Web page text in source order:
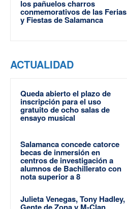
los pañuelos charros
conmemorativos de las Ferias
y Fiestas de Salamanca
ACTUALIDAD
Queda abierto el plazo de
inscripción para el uso
gratuito de ocho salas de
ensayo musical
Salamanca concede catorce
becas de inmersión en
centros de investigación a
alumnos de Bachillerato con
nota superior a 8
Julieta Venegas, Tony Hadley,
Gente de Zona y M-Clan